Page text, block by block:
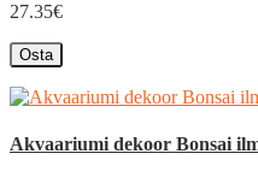
27.35€
Osta
Akvaariumi dekoor Bonsai